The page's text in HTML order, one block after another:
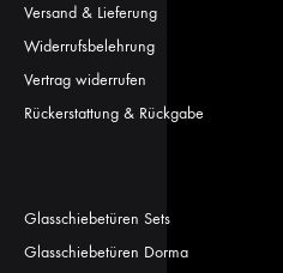
Versand & Lieferung
Widerrufsbelehrung
Vertrag widerrufen
Rückerstattung & Rückgabe
Glasschiebetüren Sets
Glasschiebetüren Dorma